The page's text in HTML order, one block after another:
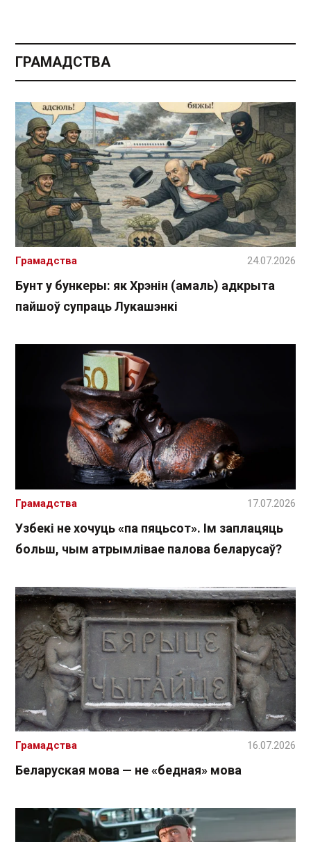
ГРАМАДСТВА
Бунт у бункеры: як Хрэнін (амаль) адкрыта
пайшоў супраць Лукашэнкі
Грамадства 24.07.2026
Узбекі не хочуць «па пяцьсот». Ім заплацяць
больш, чым атрымлівае палова беларусаў?
Грамадства 17.07.2026
Беларуская мова — не «бедная» мова
Грамадства 16.07.2026